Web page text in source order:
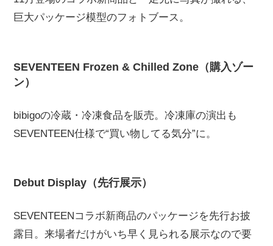
巨大パッケージ模型のフォトブース。
SEVENTEEN Frozen & Chilled Zone（購入ゾー
ン）
bibigoの冷蔵・冷凍食品を販売。冷凍庫の演出も
SEVENTEEN仕様で“買い物してる気分”に。
Debut Display（先行展示）
SEVENTEENコラボ新商品のパッケージを先行お披
露目。来場者だけがいち早く見られる展示なので要